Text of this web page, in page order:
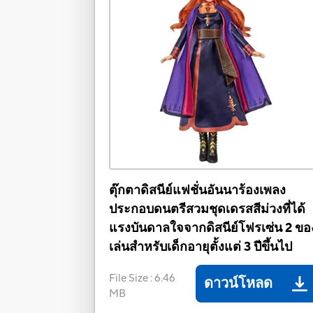
ตุ๊กตาดิสนีย์แฟชั่นอันนาร้องเพลง
ประกอบดนตรีสวมชุดเดรสสีม่วงที่ได้
แรงบันดาลใจจากดิสนีย์โฟรเซ่น 2 ขอ
เล่นสำหรับเด็กอายุตั้งแต่ 3 ปีขึ้นไป
File Size :6.46
MB
ดาวน์โหลด